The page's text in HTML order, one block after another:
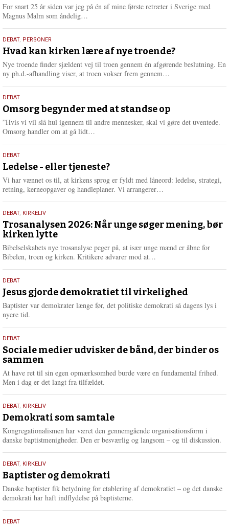
For snart 25 år siden var jeg på én af mine første retræter i Sverige med
Magnus Malm som åndelig…
e
r
e
25.
juli
2026
DEBAT, PERSONER
Hvad kan kirken lære af nye troende?
Nye troende finder sjældent vej til troen gennem én afgørende beslutning. En
ny ph.d.-afhandling viser, at troen vokser frem gennem…
e
r
e
9.
juli
2026
DEBAT
Omsorg begynder med at standse op
”Hvis vi vil slå hul igennem til andre mennesker, skal vi gøre det uventede.
Omsorg handler om at gå lidt…
e
r
e
10.
juni
2026
DEBAT
Ledelse - eller tjeneste?
Vi har vænnet os til, at kirkens sprog er fyldt med låneord: ledelse, strategi,
retning, kerneopgaver og handleplaner. Vi arrangerer…
e
2.
juni
2026
DEBAT, KIRKELIV
Trosanalysen 2026: Når unge søger mening, bør
kirken lytte
Bibelselskabets nye trosanalyse peger på, at især unge mænd er åbne for
Bibelen, troen og kirken. Kritikere advarer mod at…
e
r
18.
maj
2026
DEBAT
Jesus gjorde demokratiet til virkelighed
Baptister var demokrater længe før, det politiske demokrati så dagens lys i
nyere tid.
18.
maj
2026
DEBAT
Sociale medier udvisker de bånd, der binder os
sammen
At have ret til sin egen opmærksomhed burde være en fundamental frihed.
Men i dag er det langt fra tilfældet.
18.
maj
2026
DEBAT, KIRKELIV
Demokrati som samtale
Kongregationalismen har været den gennemgående organisationsform i
danske baptistmenigheder. Den er besværlig og langsom – og til diskussion.
18.
maj
2026
DEBAT, KIRKELIV
Baptister og demokrati
Danske baptister fik betydning for etablering af demokratiet – og det danske
demokrati har haft indflydelse på baptisterne.
18.
DEBAT